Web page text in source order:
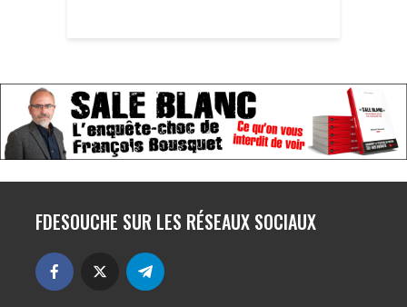
FDESOUCHE SUR LES RÉSEAUX SOCIAUX